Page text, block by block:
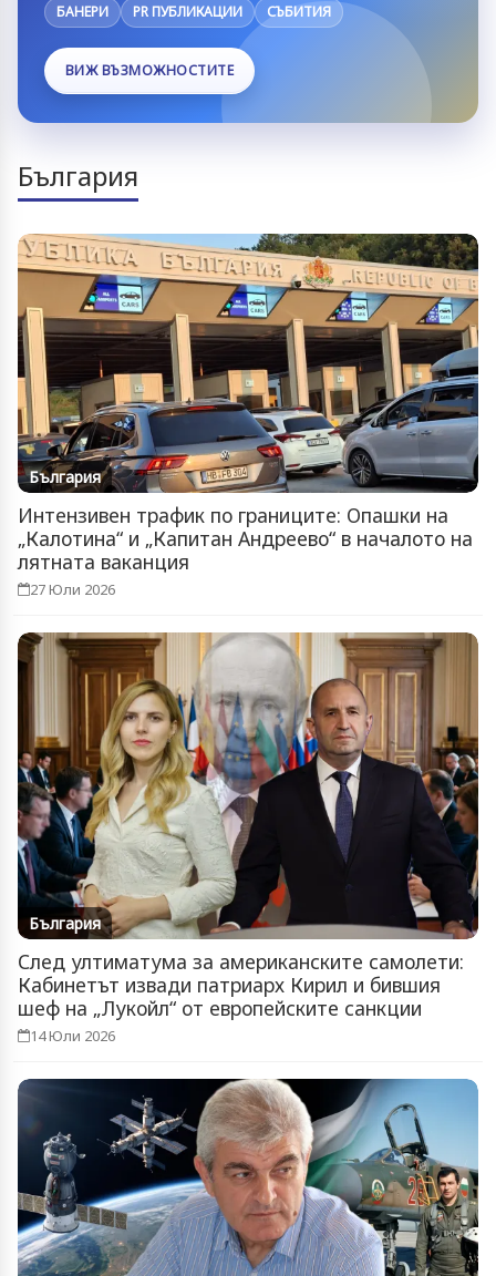
БАНЕРИ PR ПУБЛИКАЦИИ СЪБИТИЯ
ВИЖ ВЪЗМОЖНОСТИТЕ
България
България
Интензивен трафик по границите: Опашки на
„Калотина“ и „Капитан Андреево“ в началото на
лятната ваканция
27 Юли 2026
България
След ултиматума за американските самолети:
Кабинетът извади патриарх Кирил и бившия
шеф на „Лукойл“ от европейските санкции
14 Юли 2026